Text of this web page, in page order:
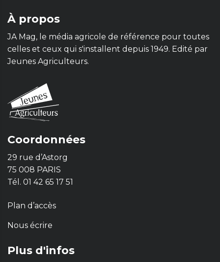
À propos
JA Mag, le média agricole de référence pour toutes
celles et ceux qui s'installent depuis 1949. Edité par
Jeunes Agriculteurs.
Coordonnées
29 rue d’Astorg
75 008 PARIS
Tél. 01 42 65 17 51
Plan d’accès
Nous écrire
Plus d'infos